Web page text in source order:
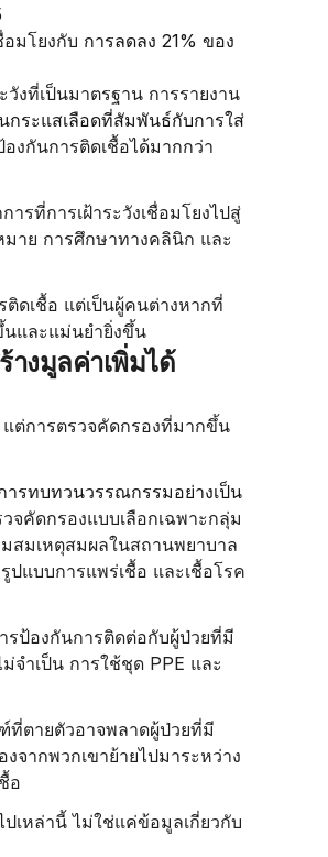
อมโยงกับ การลดลง 21% ของ
งที่เป็นมาตรฐาน การรายงาน
กระแสเลือดที่สัมพันธ์กับการใส่
งกันการติดเชื้อได้มากกว่า
ารที่การเฝ้าระวังเชื่อมโยงไปสู่
าย การศึกษาทางคลินิก และ
ดเชื้อ แต่เป็นผู้คนต่างหากที่
นและแม่นยำยิ่งขึ้น
างมูลค่าเพิ่มได้
แต่การตรวจคัดกรองที่มากขึ้น
รทบทวนวรรณกรรมอย่างเป็น
จคัดกรองแบบเลือกเฉพาะกลุ่ม
สมเหตุสมผลในสถานพยาบาล
แบบการแพร่เชื้อ และเชื้อโรค
รป้องกันการติดต่อกับผู้ป่วยที่มี
จำเป็น การใช้ชุด PPE และ
ที่ตายตัวอาจพลาดผู้ป่วยที่มี
จากพวกเขาย้ายไปมาระหว่าง
อ
เหล่านี้ ไม่ใช่แค่ข้อมูลเกี่ยวกับ